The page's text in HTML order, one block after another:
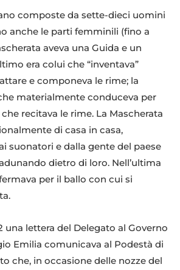
composte da sette-dieci uomini
anche le parti femminili (fino a
aveva una Guida e un
era colui che “inventava”
e componeva le rime; la
materialmente conduceva per
recitava le rime. La Mascherata
di casa in casa,
suonatori e dalla gente del paese
dietro di loro. Nell’ultima
per il ballo con cui si
una lettera del Delegato al Governo
Emilia comunicava al Podestà di
che, in occasione delle nozze del